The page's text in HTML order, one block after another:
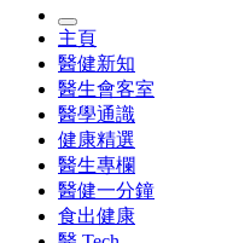
主頁
醫健新知
醫生會客室
醫學通識
健康精選
醫生專欄
醫健一分鐘
食出健康